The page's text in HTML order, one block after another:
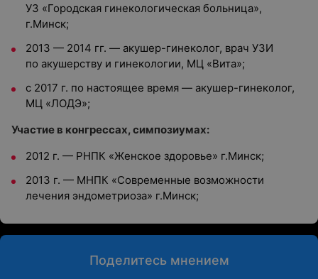
УЗ «Городская гинекологическая больница»,
г.Минск;
2013 — 2014 гг. — акушер-гинеколог, врач УЗИ
по акушерству и гинекологии, МЦ «Вита»;
с 2017 г. по настоящее время — акушер-гинеколог,
МЦ «ЛОДЭ»;
Участие в конгрессах, симпозиумах:
2012 г. — РНПК «Женское здоровье» г.Минск;
2013 г. — МНПК «Современные возможности
лечения эндометриоза» г.Минск;
Поделитесь мнением